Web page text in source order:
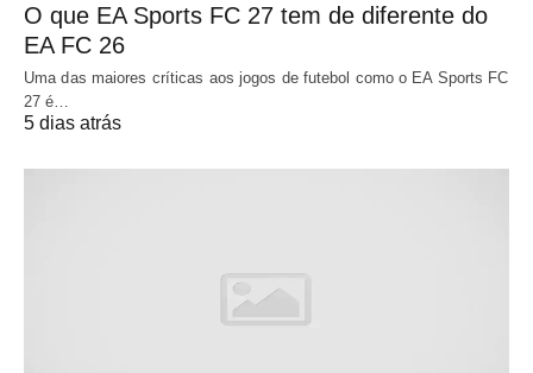
O que EA Sports FC 27 tem de diferente do
EA FC 26
Uma das maiores críticas aos jogos de futebol como o EA Sports FC
27 é…
5 dias atrás